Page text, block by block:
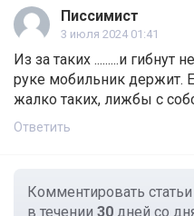
Писсимист
3 июля 2024 01:41
Из за таких .........и
руке мобильник держит.
жалко таких, лижбы с
Ответить
Комментировать
в течении 30 дней со